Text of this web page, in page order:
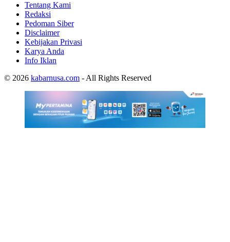
Tentang Kami
Redaksi
Pedoman Siber
Disclaimer
Kebijakan Privasi
Karya Anda
Info Iklan
© 2026 kabarnusa.com - All Rights Reserved